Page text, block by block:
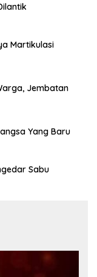
Martikulasi
Jembatan
Yang Baru
Sabu